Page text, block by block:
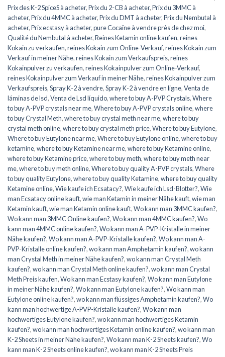
Prix des K-2 SpiceS à acheter,Prix du 2-CB à acheter,Prix du 3MMC à
acheter,Prix du 4MMC à acheter,Prix du DMT à acheter,Prix du Nembutal à
acheter,Prix ecstasy à acheter,pure Cocaïne à vendre près de chez moi,
Qualité du Nembutal à acheter,Reines Ketamin online kaufen,reines
Kokain zu verkaufen,reines Kokain zum Online-Verkauf,reines Kokain zum
Verkauf in meiner Nähe,reines Kokain zum Verkaufspreis,reines
Kokainpulver zu verkaufen,reines Kokainpulver zum Online-Verkauf,
reines Kokainpulver zum Verkauf in meiner Nähe,reines Kokainpulver zum
Verkaufspreis,Spray K-2 à vendre,Spray K-2 à vendre en ligne,Venta de
láminas de lsd,Venta de Lsd líquido,where to buy A-PVP Crystals,Where
to buy A-PVP crystals near me,Where to buy A-PVP crystals online,where
to buy Crystal Meth,where to buy crystal meth near me,where to buy
crystal meth online,where to buy crystal meth price,Where to buy Eutylone,
Where to buy Eutylone near me,Where to buy Eutylone online,where to buy
ketamine,where to buy Ketamine near me,where to buy Ketamine online,
where to buy Ketamine price,where to buy meth,where to buy meth near
me,where to buy meth online,Where to buy quality A-PVP crystals,Where
to buy quality Eutylone,where to buy quality Ketamine,where to buy quality
Ketamine online,Wie kaufe ich Ecsatacy?,Wie kaufe ich Lsd-Blotter?,Wie
man Ecsatacy online kauft,wie man Ketamin in meiner Nähe kauft,wie man
Ketamin kauft,wie man Ketamin online kauft,Wo kann man 3MMC kaufen?,
Wo kann man 3MMC Online kaufen?,Wo kann man 4MMC kaufen?,Wo
kann man 4MMC online kaufen?,Wo kann man A-PVP-Kristalle in meiner
Nähe kaufen?,Wo kann man A-PVP-Kristalle kaufen?,Wo kann man A-
PVP-Kristalle online kaufen?,wo kann man Amphetamin kaufen?,wo kann
man Crystal Meth in meiner Nähe kaufen?,wo kann man Crystal Meth
kaufen?,wo kann man Crystal Meth online kaufen?,wo kann man Crystal
Meth Preis kaufen,Wo kann man Ecstasy kaufen?,Wo kann man Eutylone
in meiner Nähe kaufen?,Wo kann man Eutylone kaufen?,Wo kann man
Eutylone online kaufen?,wo kann man flüssiges Amphetamin kaufen?,Wo
kann man hochwertige A-PVP-Kristalle kaufen?,Wo kann man
hochwertiges Eutylone kaufen?,wo kann man hochwertiges Ketamin
kaufen?,wo kann man hochwertiges Ketamin online kaufen?,wo kann man
K-2 Sheets in meiner Nähe kaufen?,Wo kann man K-2 Sheets kaufen?,Wo
kann man K-2 Sheets online kaufen?,wo kann man K-2 Sheets Preis